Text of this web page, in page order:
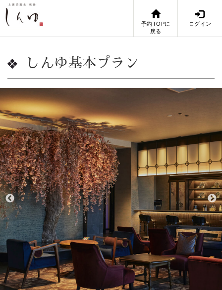
予約TOPに
戻る
ログイン
しんゆ基本プラン